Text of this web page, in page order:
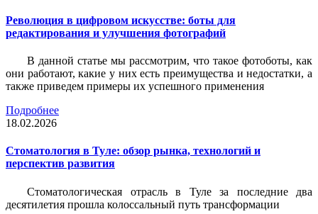
Революция в цифровом искусстве: боты для
редактирования и улучшения фотографий
В данной статье мы рассмотрим, что такое фотоботы, как
они работают, какие у них есть преимущества и недостатки, а
также приведем примеры их успешного применения
Подробнее
18.02.2026
Стоматология в Туле: обзор рынка, технологий и
перспектив развития
Стоматологическая отрасль в Туле за последние два
десятилетия прошла колоссальный путь трансформации